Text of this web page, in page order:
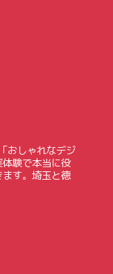
おしゃれなデジ
験で本当に役
す。埼玉と徳